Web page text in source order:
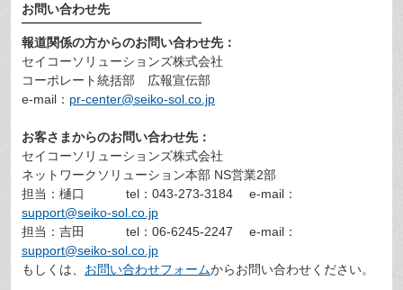
お問い合わせ先
報道関係の方からのお問い合わせ先：
セイコーソリューションズ株式会社
コーポレート統括部 広報宣伝部
e-mail： pr-center@seiko-sol.co.jp
お客さまからのお問い合わせ先：
セイコーソリューションズ株式会社
ネットワークソリューション本部 NS営業2部
担当：樋口 tel：043-273-3184 e-mail：
support@seiko-sol.co.jp
担当：吉田 tel：06-6245-2247 e-mail：
support@seiko-sol.co.jp
もしくは、 お問い合わせフォームからお問い合わせください。